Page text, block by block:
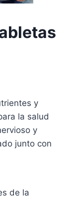
y
la salud
y
junto con
de la